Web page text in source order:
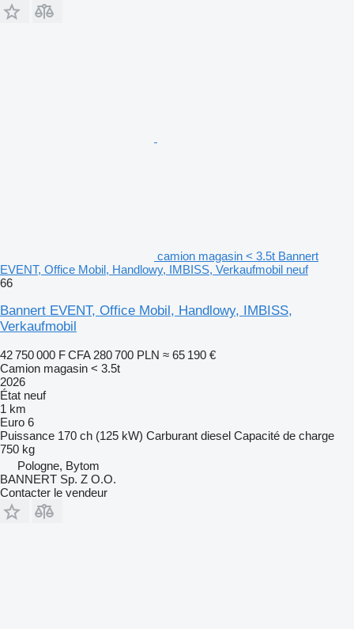
camion magasin < 3.5t Bannert
EVENT, Office Mobil, Handlowy, IMBISS, Verkaufmobil neuf
66
Bannert EVENT, Office Mobil, Handlowy, IMBISS,
Verkaufmobil
42 750 000 F CFA 280 700 PLN ≈ 65 190 €
Camion magasin < 3.5t
2026
État neuf
1 km
Euro 6
Puissance 170 ch (125 kW) Carburant diesel Capacité de charge
750 kg
Pologne, Bytom
BANNERT Sp. Z O.O.
Contacter le vendeur